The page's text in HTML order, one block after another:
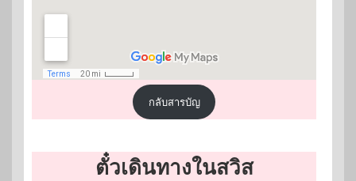
กลับสารบัญ
ตั๋วเดินทางในสวิส